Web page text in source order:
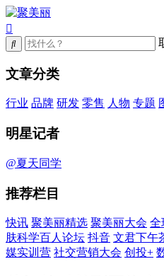
文章分类
行业 品牌 研发 零售 人物 专题
明星记者
@夏天同学
推荐栏目
快讯 聚美丽精选 聚美丽大会 全
肤科学百人论坛 抖音 文君下午
媒实训营 社交营销大会 创投+